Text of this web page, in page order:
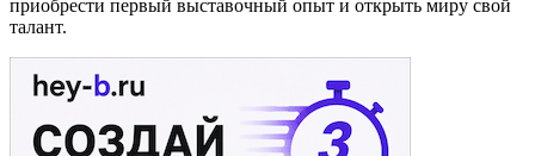
приобрести первый выставочный опыт и открыть миру свой
талант.